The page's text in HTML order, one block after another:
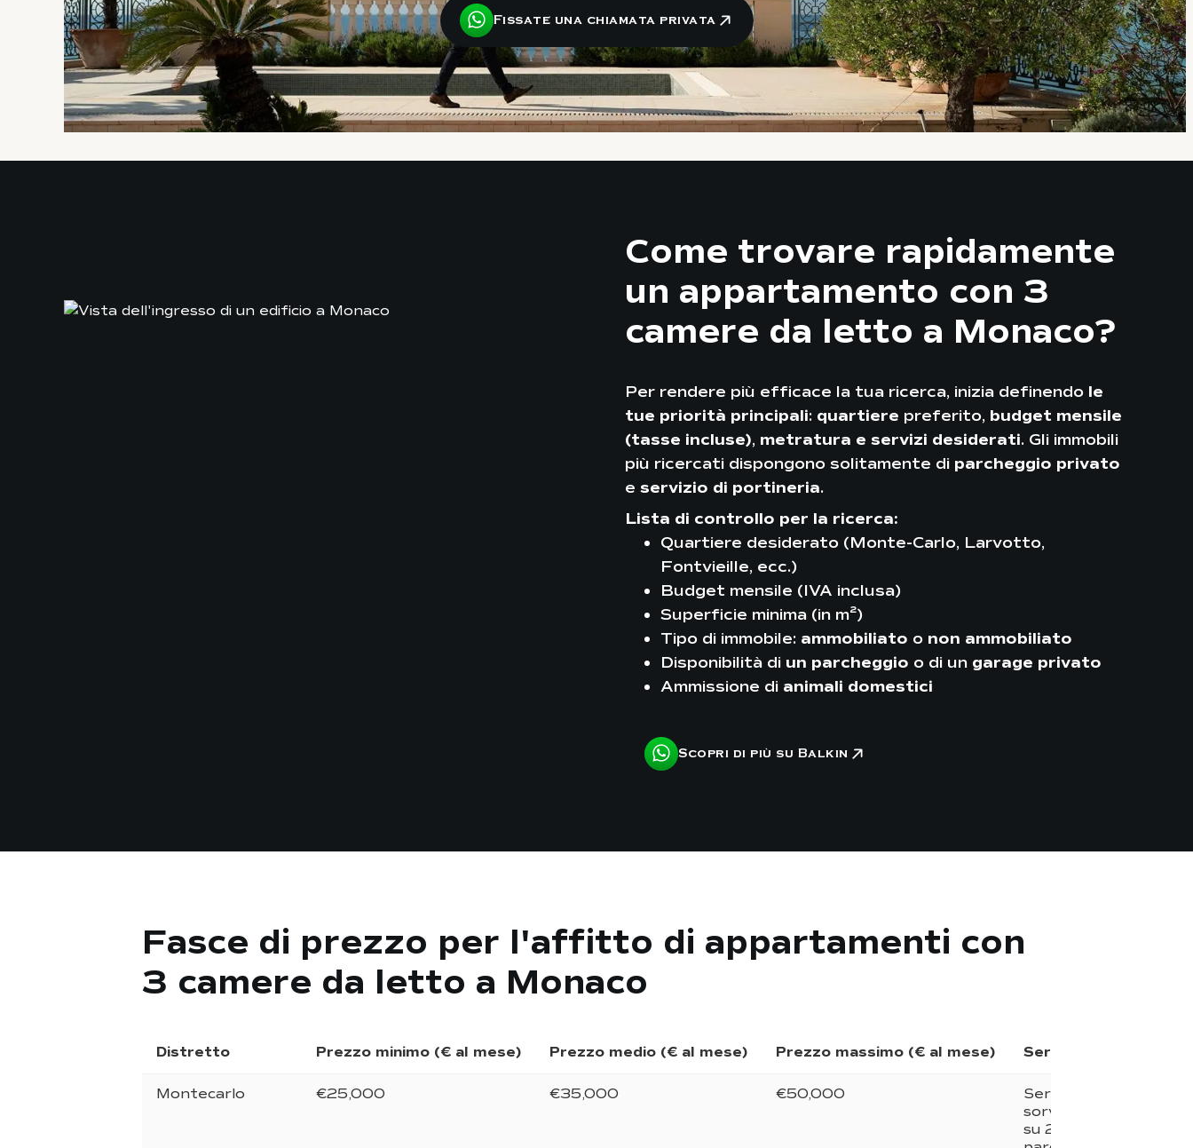
Fissate una chiamata privata
Come trovare rapidamente
un appartamento con 3
camere da letto a Monaco?
Per rendere più efficace la tua ricerca, inizia definendo le
tue priorità principali: quartiere preferito, budget mensile
(tasse incluse), metratura e servizi desiderati. Gli immobili
più ricercati dispongono solitamente di parcheggio privato
e servizio di portineria.
Lista di controllo per la ricerca:
Quartiere desiderato (Monte-Carlo, Larvotto,
Fontvieille, ecc.)
Budget mensile (IVA inclusa)
Superficie minima (in m²)
Tipo di immobile: ammobiliato o non ammobiliato
Disponibilità di un parcheggio o di un garage privato‍
Ammissione di animali domestici
Scopri di più su Balkin
Fasce di prezzo per l'affitto di appartamenti con
3 camere da letto a Monaco
Distretto Prezzo minimo (€ al mese) Prezzo medio (€ al mese) Prezzo massimo (€ al mese) Servizi inclusi di base
Montecarlo €25,000 €35,000 €50,000
Servizio di portineria,
sorveglianza 24 ore
su 24, 7 giorni su 7,